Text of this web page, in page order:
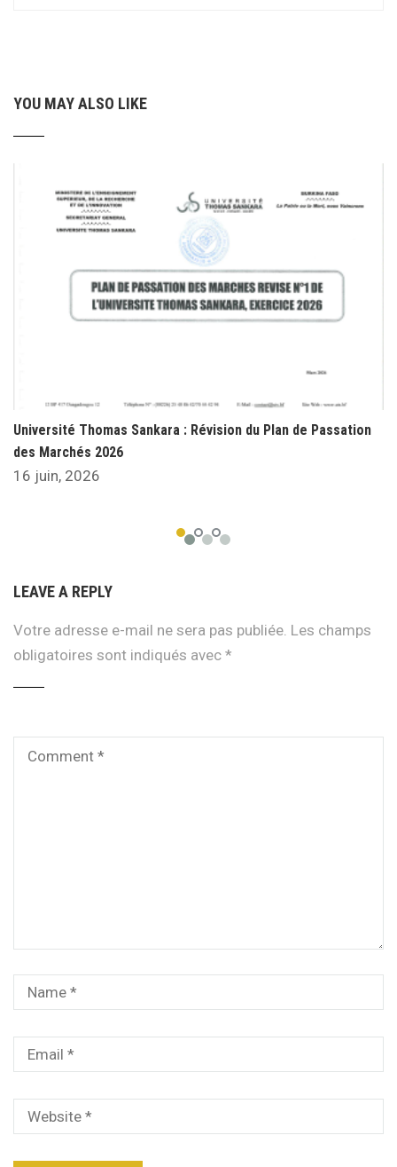
YOU MAY ALSO LIKE
Université Thomas Sankara : Révision du Plan de Passation
des Marchés 2026
16 juin, 2026
LEAVE A REPLY
Votre adresse e-mail ne sera pas publiée. Les champs
obligatoires sont indiqués avec *